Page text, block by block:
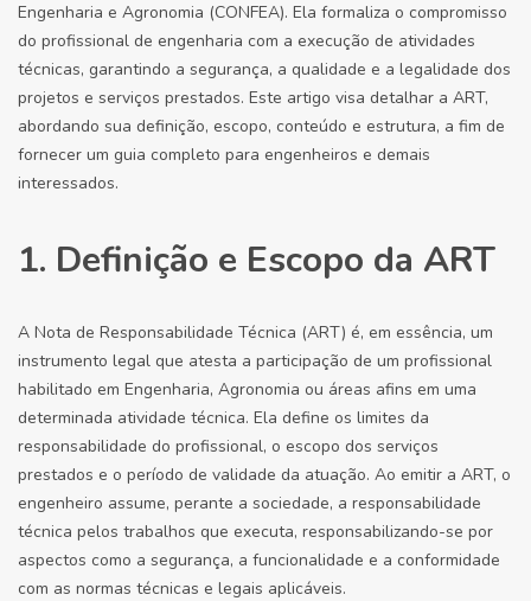
Engenharia e Agronomia (CONFEA). Ela formaliza o compromisso
do profissional de engenharia com a execução de atividades
técnicas, garantindo a segurança, a qualidade e a legalidade dos
projetos e serviços prestados. Este artigo visa detalhar a ART,
abordando sua definição, escopo, conteúdo e estrutura, a fim de
fornecer um guia completo para engenheiros e demais
interessados.
1. Definição e Escopo da ART
A Nota de Responsabilidade Técnica (ART) é, em essência, um
instrumento legal que atesta a participação de um profissional
habilitado em Engenharia, Agronomia ou áreas afins em uma
determinada atividade técnica. Ela define os limites da
responsabilidade do profissional, o escopo dos serviços
prestados e o período de validade da atuação. Ao emitir a ART, o
engenheiro assume, perante a sociedade, a responsabilidade
técnica pelos trabalhos que executa, responsabilizando-se por
aspectos como a segurança, a funcionalidade e a conformidade
com as normas técnicas e legais aplicáveis.